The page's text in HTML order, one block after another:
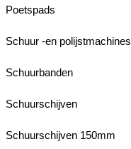
Poetspads
Schuur -en polijstmachines
Schuurbanden
Schuurschijven
Schuurschijven 150mm